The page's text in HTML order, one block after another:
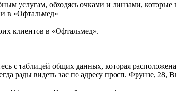
услугам, обходясь очками и линзами, которые
в «Офтальмед»
клиентов в «Офтальмед».
с таблицей общих данных, которая
рады видеть вас по адресу просп. Фрунзе, 28,